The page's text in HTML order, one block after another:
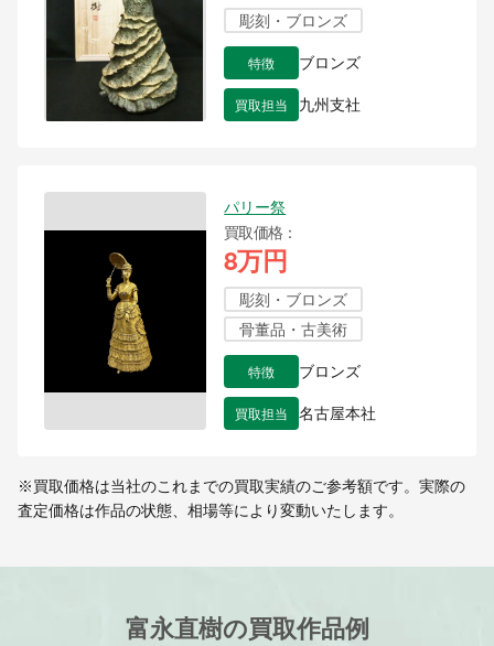
彫刻・ブロンズ
特徴 ブロンズ
買取担当 九州支社
パリー祭
買取価格
8万円
彫刻・ブロンズ
骨董品・古美術
特徴 ブロンズ
買取担当 名古屋本社
※買取価格は当社のこれまでの買取実績のご参考額です。実際の
査定価格は作品の状態、相場等により変動いたします。
富永直樹の買取作品例